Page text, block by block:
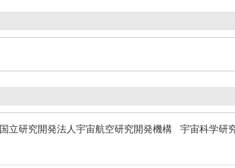
国立研究開発法人宇宙航空研究開発機構 宇宙科学